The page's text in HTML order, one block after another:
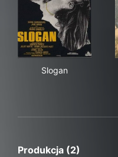
Slogan
Produkcja (2)